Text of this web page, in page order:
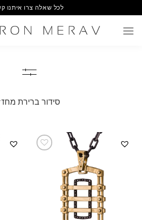
to
content
לכל שאלה צרו איתנו